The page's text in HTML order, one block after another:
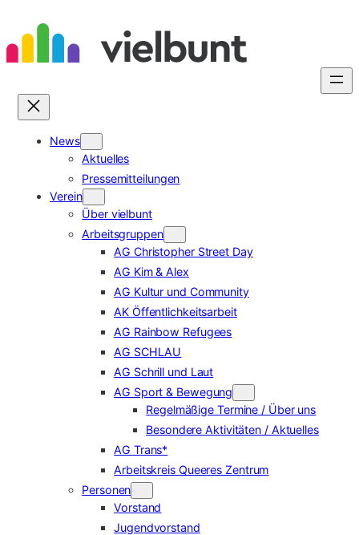
Inhalt
springen
News
Aktuelles
Pressemitteilungen
Verein
Über vielbunt
Arbeitsgruppen
AG Christopher Street Day
AG Kim & Alex
AG Kultur und Community
AK Öffentlichkeitsarbeit
AG Rainbow Refugees
AG SCHLAU
AG Schrill und Laut
AG Sport & Bewegung
Regelmäßige Termine / Über uns
Besondere Aktivitäten / Aktuelles
AG Trans*
Arbeitskreis Queeres Zentrum
Personen
Vorstand
Jugendvorstand